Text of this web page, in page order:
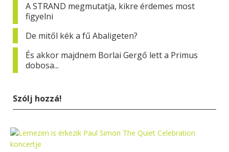
A STRAND megmutatja, kikre érdemes most
figyelni
De mitől kék a fű Abaligeten?
És akkor majdnem Borlai Gergő lett a Primus
dobosa...
Szólj hozzá!